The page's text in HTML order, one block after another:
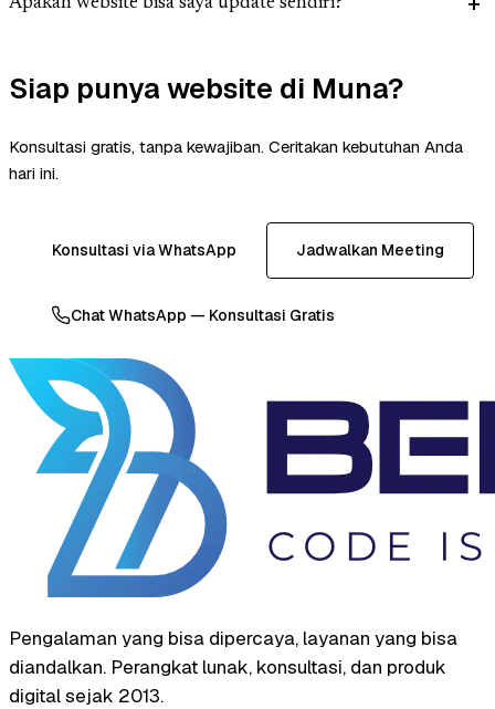
Apakah website bisa saya update sendiri?
Siap punya website di Muna?
Konsultasi gratis, tanpa kewajiban. Ceritakan kebutuhan Anda
hari ini.
Konsultasi via WhatsApp Jadwalkan Meeting
Chat WhatsApp — Konsultasi Gratis
Pengalaman yang bisa dipercaya, layanan yang bisa
diandalkan. Perangkat lunak, konsultasi, dan produk
digital sejak 2013.